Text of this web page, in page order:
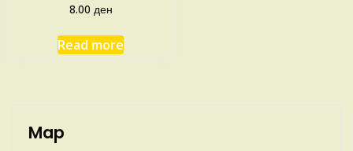
8.00 ден
Read more
Map